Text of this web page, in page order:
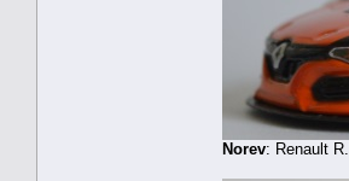
Norev: Renault